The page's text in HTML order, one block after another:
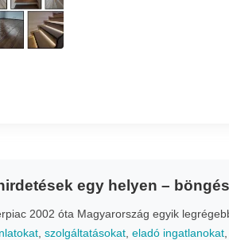
egy helyen –
2002 óta Magyarország egyik
szolgáltatásokat eladó ingatlanokat